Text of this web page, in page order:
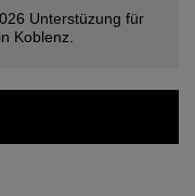
Unterstüzung für
Koblenz.